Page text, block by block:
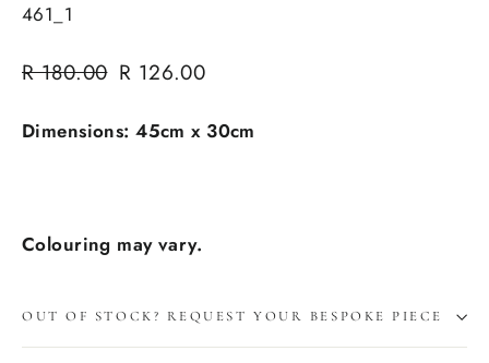
461_1
Normaler
R 180.00 Verkaufspreis
R 126.00
Dimensions: 45cm x 30cm
Colouring may vary.
OUT OF STOCK? REQUEST YOUR BESPOKE PIECE